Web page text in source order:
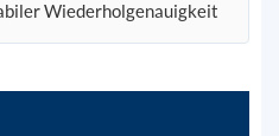
Wiederholgenauigkeit